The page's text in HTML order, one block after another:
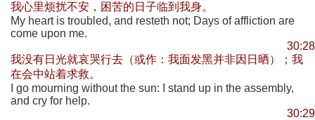
我心里烦扰不安，困苦的日子临到我身。
My heart is troubled, and resteth not; Days of affliction are
come upon me.
30:28
我没有日光就哀哭行去（或作：我面发黑并非因日晒）；我
在会中站着求救。
I go mourning without the sun: I stand up in the assembly,
and cry for help.
30:29